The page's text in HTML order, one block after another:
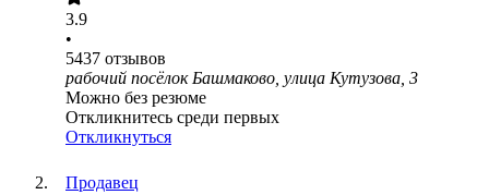
3.9
•
5437 отзывов
рабочий посёлок Башмаково, улица Кутузова, 3
Можно без резюме
Откликнитесь среди первых
Откликнуться
Продавец